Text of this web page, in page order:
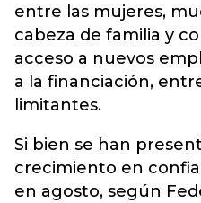
entre las mujeres,
cabeza de familia y
acceso a nuevos
a la financiación,
limitantes.
Si bien se han
crecimiento en
en agosto, según